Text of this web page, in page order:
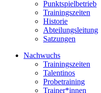
Punktspielbetrieb
Trainingszeiten
Historie
Abteilungsleitung
Satzungen
Nachwuchs
Trainingszeiten
Talentinos
Probetraining
Trainer*innen